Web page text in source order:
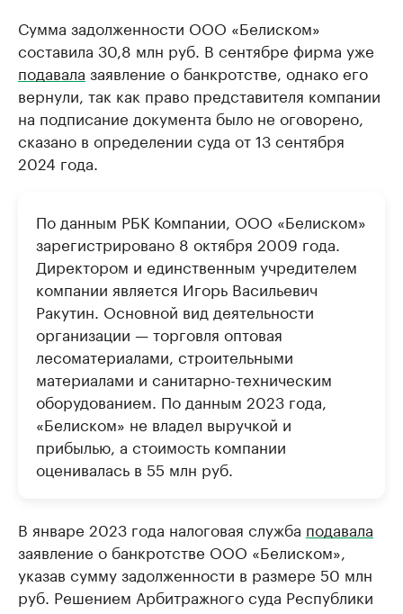
Сумма задолженности ООО «Белиском»
составила 30,8 млн руб. В сентябре фирма уже
подавала заявление о банкротстве, однако его
вернули, так как право представителя компании
на подписание документа было не оговорено,
сказано в определении суда от 13 сентября
2024 года.
По данным РБК Компании, ООО «Белиском»
зарегистрировано 8 октября 2009 года.
Директором и единственным учредителем
компании является Игорь Васильевич
Ракутин. Основной вид деятельности
организации — торговля оптовая
лесоматериалами, строительными
материалами и санитарно-техническим
оборудованием. По данным 2023 года,
«Белиском» не владел выручкой и
прибылью, а стоимость компании
оценивалась в 55 млн руб.
В январе 2023 года налоговая служба подавала
заявление о банкротстве ООО «Белиском»,
указав сумму задолженности в размере 50 млн
руб. Решением Арбитражного суда Республики